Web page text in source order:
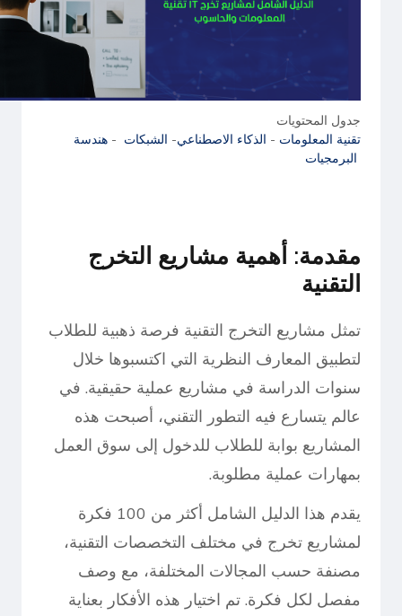
جدول المحتويات
تقنية المعلومات - الذكاء الاصطناعي- الشبكات - هندسة
البرمجيات
مقدمة: أهمية مشاريع التخرج
التقنية
تمثل مشاريع التخرج التقنية فرصة ذهبية للطلاب
لتطبيق المعارف النظرية التي اكتسبوها خلال
سنوات الدراسة في مشاريع عملية حقيقية. في
عالم يتسارع فيه التطور التقني، أصبحت هذه
المشاريع بوابة للطلاب للدخول إلى سوق العمل
بمهارات عملية مطلوبة.
يقدم هذا الدليل الشامل أكثر من 100 فكرة
لمشاريع تخرج في مختلف التخصصات التقنية،
مصنفة حسب المجالات المختلفة، مع وصف
مفصل لكل فكرة. تم اختيار هذه الأفكار بعناية